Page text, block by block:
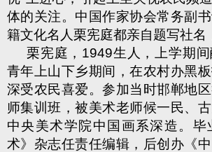
体的关注。中国作家协会常务副
籍文化名人栗宪庭都亲自题写社名
栗宪庭， 1949生人，上学期
青年上山下乡期间，在农村办黑板
深受农民喜爱。参加当时邯郸地
师集训班，被美术老师候一民、
中央美术学院中国画系深造。毕
术》杂志任责任编辑，后创办《